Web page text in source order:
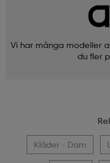
Vi har många modeller
du fler
Kläder - Dam